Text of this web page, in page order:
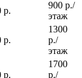
р.
900 р./
этаж
р.
1300
р./
этаж
р.
1700
р./